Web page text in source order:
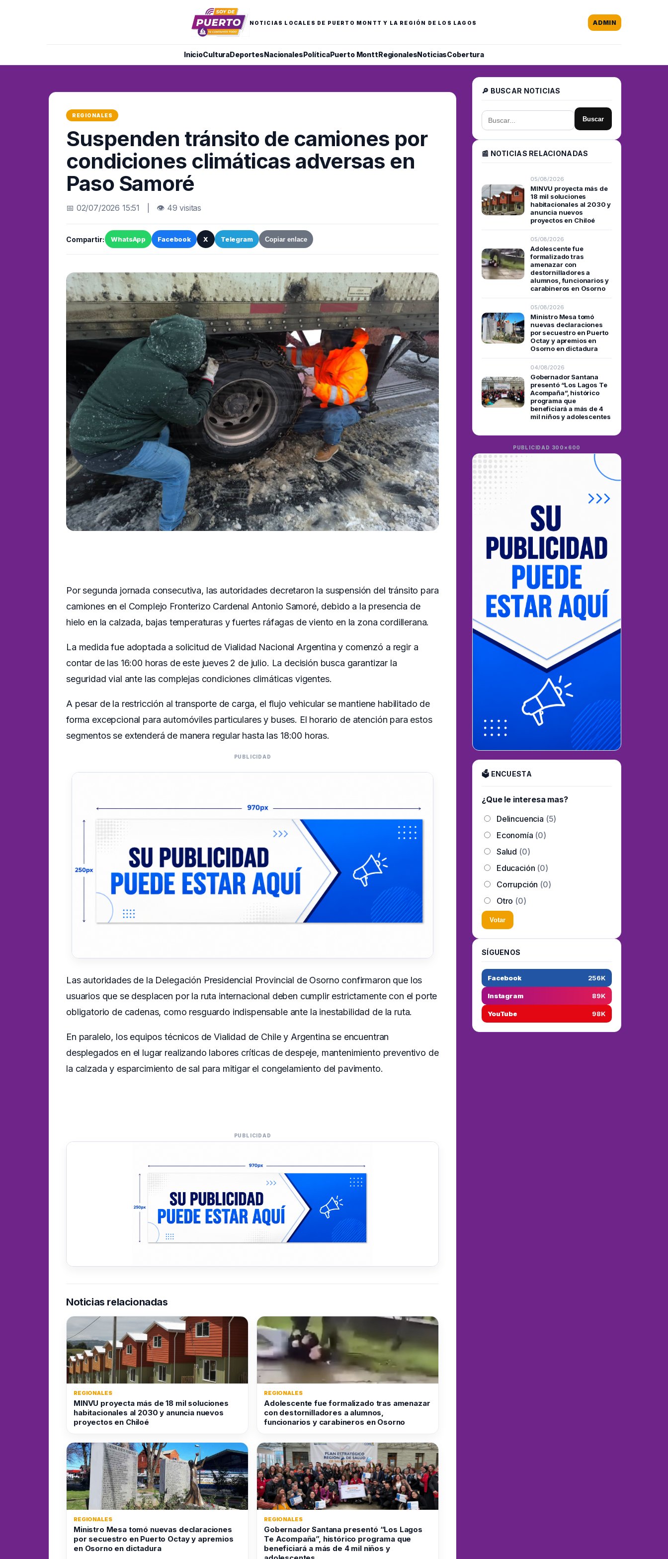
NOTICIAS LOCALES DE PUERTO MONTT Y LA REGIÓN DE LOS LAGOS
InicioCulturaDeportesNacionalesPolíticaPuerto MonttRegionalesNoticiasCobertura
ADMIN
REGIONALES
Suspenden tránsito de camiones por
condiciones climáticas adversas en
Paso Samoré
📅 02/07/2026 15:51 | 👁 49 visitas
Compartir: WhatsApp Facebook X Telegram Copiar enlace
Por segunda jornada consecutiva, las autoridades decretaron la suspensión del tránsito para
camiones en el Complejo Fronterizo Cardenal Antonio Samoré, debido a la presencia de
hielo en la calzada, bajas temperaturas y fuertes ráfagas de viento en la zona cordillerana.
La medida fue adoptada a solicitud de Vialidad Nacional Argentina y comenzó a regir a
contar de las 16:00 horas de este jueves 2 de julio. La decisión busca garantizar la
seguridad vial ante las complejas condiciones climáticas vigentes.
A pesar de la restricción al transporte de carga, el flujo vehicular se mantiene habilitado de
forma excepcional para automóviles particulares y buses. El horario de atención para estos
segmentos se extenderá de manera regular hasta las 18:00 horas.
PUBLICIDAD
Las autoridades de la Delegación Presidencial Provincial de Osorno confirmaron que los
usuarios que se desplacen por la ruta internacional deben cumplir estrictamente con el porte
obligatorio de cadenas, como resguardo indispensable ante la inestabilidad de la ruta.
En paralelo, los equipos técnicos de Vialidad de Chile y Argentina se encuentran
desplegados en el lugar realizando labores críticas de despeje, mantenimiento preventivo de
la calzada y esparcimiento de sal para mitigar el congelamiento del pavimento.
PUBLICIDAD
Noticias relacionadas
REGIONALES
MINVU proyecta más de 18 mil soluciones
habitacionales al 2030 y anuncia nuevos
proyectos en Chiloé
REGIONALES
Adolescente fue formalizado tras amenazar
con destornilladores a alumnos,
funcionarios y carabineros en Osorno
REGIONALES
Ministro Mesa tomó nuevas declaraciones
por secuestro en Puerto Octay y apremios
en Osorno en dictadura
REGIONALES
Gobernador Santana presentó “Los Lagos
Te Acompaña”, histórico programa que
beneficiará a más de 4 mil niños y
🔎 BUSCAR NOTICIAS
Buscar
📰 NOTICIAS RELACIONADAS
05/08/2026
MINVU proyecta más de
18 mil soluciones
habitacionales al 2030 y
anuncia nuevos
proyectos en Chiloé
05/08/2026
Adolescente fue
formalizado tras
amenazar con
destornilladores a
alumnos, funcionarios y
carabineros en Osorno
05/08/2026
Ministro Mesa tomó
nuevas declaraciones
por secuestro en Puerto
Octay y apremios en
Osorno en dictadura
04/08/2026
Gobernador Santana
presentó “Los Lagos Te
Acompaña”, histórico
programa que
beneficiará a más de 4
mil niños y adolescentes
PUBLICIDAD 300×600
🗳 ENCUESTA
¿Que le interesa mas?
Delincuencia (5)
Economía (0)
Salud (0)
Educación (0)
Corrupción (0)
Otro (0)
Votar
SÍGUENOS
Facebook 256K
Instagram 89K
YouTube 98K